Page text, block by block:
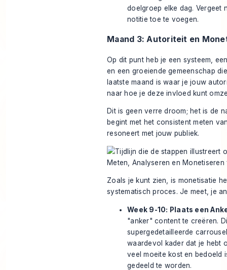
doelgroep elke dag. Vergeet
notitie toe te voegen.
Maand 3: Autoriteit en
Op dit punt heb je een systeem,
en een groeiende gemeenschap
laatste maand is waar je jouw
naar hoe je deze invloed kunt
Dit is geen verre droom; het is de
begint met het consistent meten
resoneert met jouw publiek.
Zoals je kunt zien, is monetisatie
systematisch proces. Je meet, je
Week 9-10: Plaats een
"anker" content te creëren.
supergedetailleerde
waardevol kader dat je hebt
veel moeite kost en bedoeld
gedeeld te worden.